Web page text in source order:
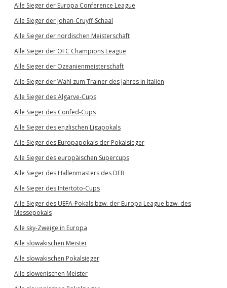
Alle Sieger der Europa Conference League
Alle Sieger der Johan-Cruyff-Schaal
Alle Sieger der nordischen Meisterschaft
Alle Sieger der OFC Champions League
Alle Sieger der Ozeanienmeisterschaft
Alle Sieger der Wahl zum Trainer des Jahres in Italien
Alle Sieger des Algarve-Cups
Alle Sieger des Confed-Cups
Alle Sieger des englischen Ligapokals
Alle Sieger des Europapokals der Pokalsieger
Alle Sieger des europäischen Supercups
Alle Sieger des Hallenmasters des DFB
Alle Sieger des Intertoto-Cups
Alle Sieger des UEFA-Pokals bzw. der Europa League bzw. des
Messepokals
Alle sky-Zweige in Europa
Alle slowakischen Meister
Alle slowakischen Pokalsieger
Alle slowenischen Meister